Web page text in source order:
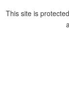
This site is